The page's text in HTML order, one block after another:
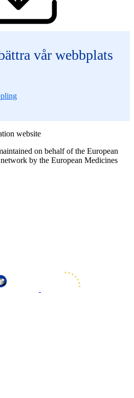
vår webbplats
website
on behalf of the European
by the European Medicines